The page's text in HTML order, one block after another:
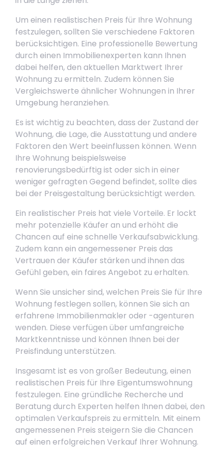
Um einen realistischen Preis für Ihre Wohnung
festzulegen, sollten Sie verschiedene Faktoren
berücksichtigen. Eine professionelle Bewertung
durch einen Immobilienexperten kann Ihnen
dabei helfen, den aktuellen Marktwert Ihrer
Wohnung zu ermitteln. Zudem können Sie
Vergleichswerte ähnlicher Wohnungen in Ihrer
Umgebung heranziehen.
Es ist wichtig zu beachten, dass der Zustand der
Wohnung, die Lage, die Ausstattung und andere
Faktoren den Wert beeinflussen können. Wenn
Ihre Wohnung beispielsweise
renovierungsbedürftig ist oder sich in einer
weniger gefragten Gegend befindet, sollte dies
bei der Preisgestaltung berücksichtigt werden.
Ein realistischer Preis hat viele Vorteile. Er lockt
mehr potenzielle Käufer an und erhöht die
Chancen auf eine schnelle Verkaufsabwicklung.
Zudem kann ein angemessener Preis das
Vertrauen der Käufer stärken und ihnen das
Gefühl geben, ein faires Angebot zu erhalten.
Wenn Sie unsicher sind, welchen Preis Sie für Ihre
Wohnung festlegen sollen, können Sie sich an
erfahrene Immobilienmakler oder -agenturen
wenden. Diese verfügen über umfangreiche
Marktkenntnisse und können Ihnen bei der
Preisfindung unterstützen.
Insgesamt ist es von großer Bedeutung, einen
realistischen Preis für Ihre Eigentumswohnung
festzulegen. Eine gründliche Recherche und
Beratung durch Experten helfen Ihnen dabei, den
optimalen Verkaufspreis zu ermitteln. Mit einem
angemessenen Preis steigern Sie die Chancen
auf einen erfolgreichen Verkauf Ihrer Wohnung.